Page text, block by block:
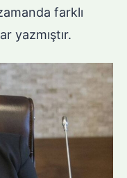
farklı
yazmıştır.